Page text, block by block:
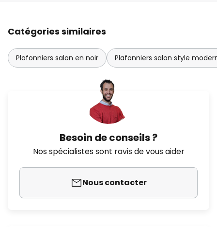
Catégories similaires
Plafonniers salon en noir Plafonniers salon style
Besoin de conseils ?
Nos spécialistes sont ravis de vous aider
Nous contacter